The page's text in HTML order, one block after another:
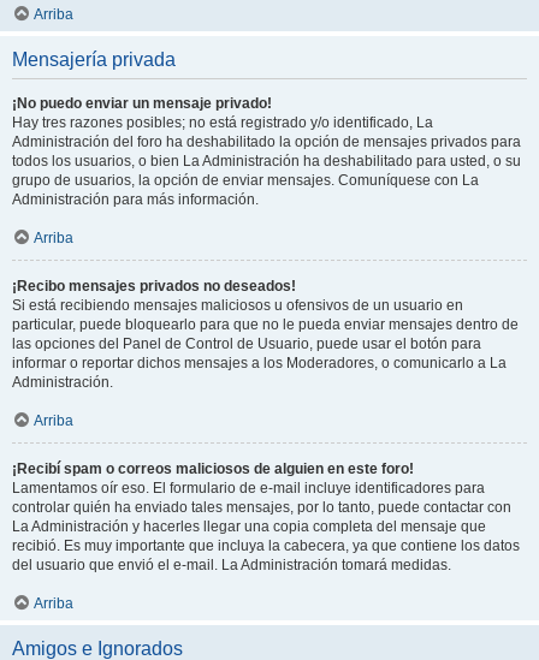
Arriba
Mensajería privada
¡No puedo enviar un mensaje privado!
Hay tres razones posibles; no está registrado y/o identificado, La
Administración del foro ha deshabilitado la opción de mensajes privados para
todos los usuarios, o bien La Administración ha deshabilitado para usted, o su
grupo de usuarios, la opción de enviar mensajes. Comuníquese con La
Administración para más información.
Arriba
¡Recibo mensajes privados no deseados!
Si está recibiendo mensajes maliciosos u ofensivos de un usuario en
particular, puede bloquearlo para que no le pueda enviar mensajes dentro de
las opciones del Panel de Control de Usuario, puede usar el botón para
informar o reportar dichos mensajes a los Moderadores, o comunicarlo a La
Administración.
Arriba
¡Recibí spam o correos maliciosos de alguien en este foro!
Lamentamos oír eso. El formulario de e-mail incluye identificadores para
controlar quién ha enviado tales mensajes, por lo tanto, puede contactar con
La Administración y hacerles llegar una copia completa del mensaje que
recibió. Es muy importante que incluya la cabecera, ya que contiene los datos
del usuario que envió el e-mail. La Administración tomará medidas.
Arriba
Amigos e Ignorados